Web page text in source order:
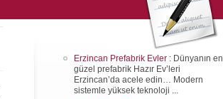
Erzincan Prefabrik Evler : Dünyanın en
güzel prefabrik Hazır Ev’leri
Erzincan’da acele edin… Modern
sistemle yüksek teknoloji ...